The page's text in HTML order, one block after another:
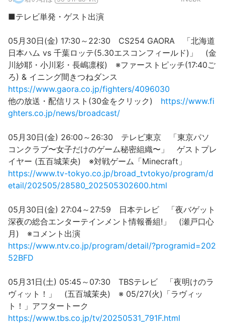
■テレビ単発・ゲスト出演
05月30日(金) 17:30～22:30 CS254 GAORA 「北海道
日本ハム vs 千葉ロッテ(5.30エスコンフィールド)」 (金
川紗耶・小川彩・長嶋凛桜) ※ファーストピッチ(17:40ご
ろ) & イニング間きつねダンス
https://www.gaora.co.jp/fighters/4096030
他の放送・配信リスト(30金をクリック) https://www.fi
ghters.co.jp/news/broadcast/
05月30日(金) 26:00～26:30 テレビ東京 「東京パソ
コンクラブ〜女子だけのゲーム秘密組織〜」 ゲストプレ
イヤー (五百城茉央) ※対戦ゲーム「Minecraft」
https://www.tv-tokyo.co.jp/broad_tvtokyo/program/d
etail/202505/28580_202505302600.html
05月30日(金) 27:04～27:59 日本テレビ 「夜バゲット
深夜の総合エンターテインメント情報番組!」 (瀬戸口心
月) ※コメント出演
https://www.ntv.co.jp/program/detail/?programid=202
52BFD
05月31日(土) 05:45～07:30 TBSテレビ 「夜明けのラ
ヴィット！」 (五百城茉央) ※ 05/27(火)「ラヴィッ
ト！」アフタートーク
https://www.tbs.co.jp/tv/20250531_791F.html